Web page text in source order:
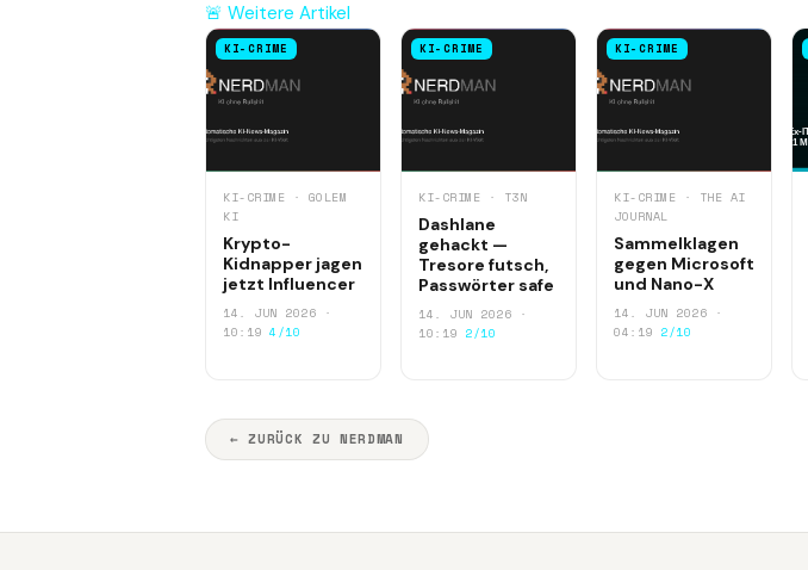
🚨 Weitere Artikel
KI-CRIME
KI-CRIME · GOLEM
KI
Krypto-
Kidnapper jagen
jetzt Influencer
14. JUN 2026 ·
10:19 4/10
KI-CRIME
KI-CRIME · T3N
Dashlane
gehackt —
Tresore futsch,
Passwörter safe
14. JUN 2026 ·
10:19 2/10
KI-CRIME
KI-CRIME · THE AI
JOURNAL
Sammelklagen
gegen Microsoft
und Nano-X
14. JUN 2026 ·
04:19 2/10
← ZURÜCK ZU NERDMAN